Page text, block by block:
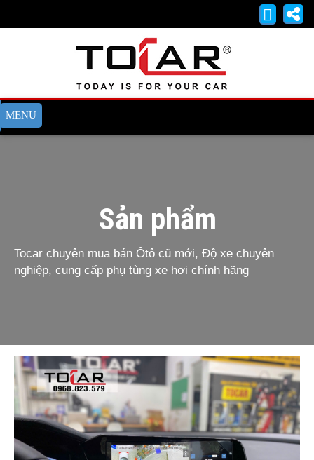
Sản phẩm
Tocar chuyên mua bán Ôtô cũ mới, Độ xe chuyên
nghiệp, cung cấp phụ tùng xe hơi chính hãng